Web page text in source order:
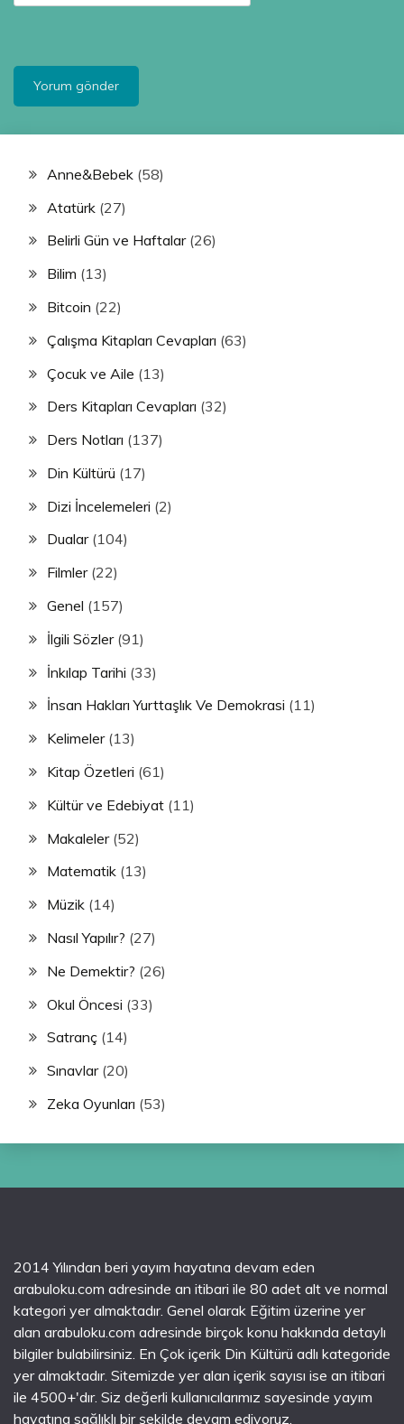
Anne&Bebek (58)
Atatürk (27)
Belirli Gün ve Haftalar(26)
Bilim (13)
Bitcoin (22)
Çalışma Kitapları Cevapları (63)
Çocuk ve Aile (13)
Ders Kitapları Cevapları (32)
Ders Notları (137)
Din Kültürü (17)
Dizi İncelemeleri (2)
Dualar(104)
Filmler(22)
Genel (157)
İlgili Sözler(91)
İnkılap Tarihi (33)
İnsan Hakları Yurttaşlık Ve Demokrasi (11)
Kelimeler(13)
Kitap Özetleri (61)
Kültür ve Edebiyat (11)
Makaleler(52)
Matematik (13)
Müzik (14)
Nasıl Yapılır? (27)
Ne Demektir? (26)
Okul Öncesi (33)
Satranç (14)
Sınavlar(20)
Zeka Oyunları (53)
2014 Yılından beri yayım hayatına devam eden
arabuloku.com adresinde an itibari ile 80 adet alt ve normal
kategori yer almaktadır. Genel olarak Eğitim üzerine yer
alan arabuloku.com adresinde birçok konu hakkında detaylı
bilgiler bulabilirsiniz. En Çok içerik Din Kültürü adlı kategoride
yer almaktadır. Sitemizde yer alan içerik sayısı ise an itibari
ile 4500+'dır. Siz değerli kullanıcılarımız sayesinde yayım
hayatına sağlıklı bir şekilde devam ediyoruz.